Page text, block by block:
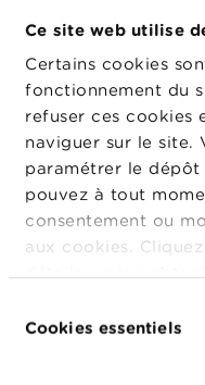
Ce site web utilise
Certains cookies
fonctionnement du
refuser ces cookies
naviguer sur le site.
paramétrer le dépôt
pouvez à tout
consentement ou
aux cookies.
consultable dans
duCookies essentiels
Comment
blanchiment ?
Comment
(réglementée)
services
Comment
responsable
Comment
Comment